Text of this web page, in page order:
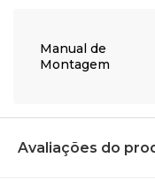
Manual de
Montagem
Avaliações do